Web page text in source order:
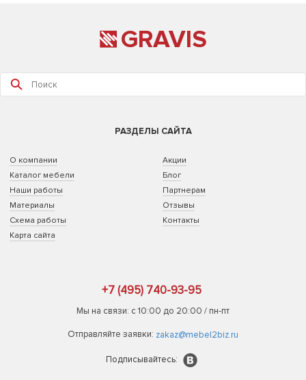
GRAVIS
РАЗДЕЛЫ САЙТА
О компании
Каталог мебели
Наши работы
Материалы
Схема работы
Карта сайта
Акции
Блог
Партнерам
Отзывы
Контакты
+7 (495) 740-93-95
Мы на связи: с 10:00 до 20:00 / пн-пт
Отправляйте заявки: zakaz@mebel2biz.ru
Подписывайтесь: